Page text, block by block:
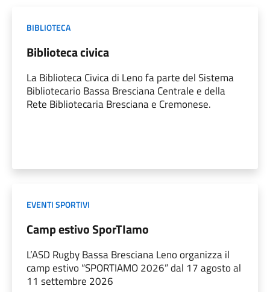
BIBLIOTECA
Biblioteca civica
La Biblioteca Civica di Leno fa parte del Sistema
Bibliotecario Bassa Bresciana Centrale e della
Rete Bibliotecaria Bresciana e Cremonese.
EVENTI SPORTIVI
Camp estivo SporTIamo
L’ASD Rugby Bassa Bresciana Leno organizza il
camp estivo “SPORTIAMO 2026” dal 17 agosto al
11 settembre 2026